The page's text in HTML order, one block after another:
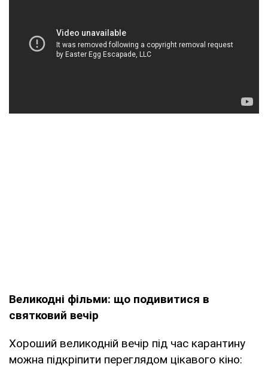
Великодні фільми: що подивитися в
святковий вечір
Хороший великодній вечір під час карантину
можна підкріпити переглядом цікавого кіно: